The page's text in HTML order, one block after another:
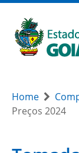
Home
Preços 2024